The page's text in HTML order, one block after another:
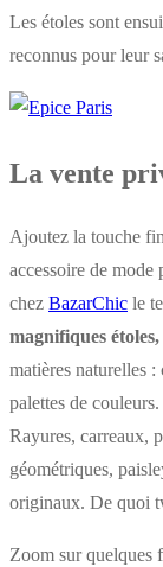
Les étoles sont
reconnus pour leur
La vente
Ajoutez la touche
accessoire de
chez BazarChic le
magnifiques
matières naturelles
palettes de couleurs.
Rayures, carreaux,
géométriques,
originaux. De quoi
Zoom sur quelques